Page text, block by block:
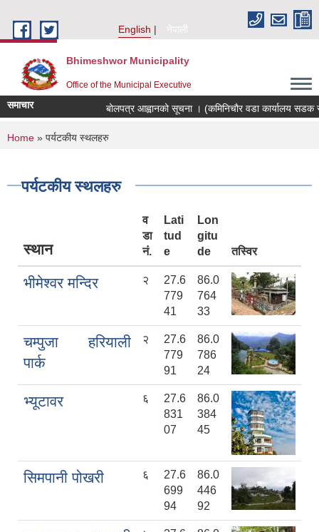
English
नेपाली
Bhimeshwor Municipality
Office of the Municipal Executive
समाचार बोलपत्र आह्वानको सूचना । (कमिनिचौर वडा कार्यालय सडक
You are here
Home » पर्यटकीय स्थलहरु
पर्यटकीय स्थलहरु
स्थान
व
डा
नं.
Lati
tud
e
Lon
gitu
de
तस्विर
भीमेश्वर मन्दिर २
27.6
779
41
86.0
764
33
चम्पुजा हरियाली
पार्क
२
27.6
779
91
86.0
786
24
भ्यूटावर ६
27.6
831
07
86.0
384
45
सिमपानी पोखरी ६
27.6
699
94
86.0
446
92